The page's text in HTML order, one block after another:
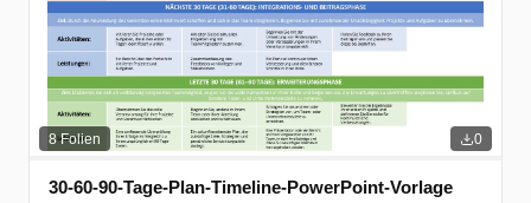
8 Folien 0
30-60-90-Tage-Plan-Timeline-PowerPoint-Vorlage